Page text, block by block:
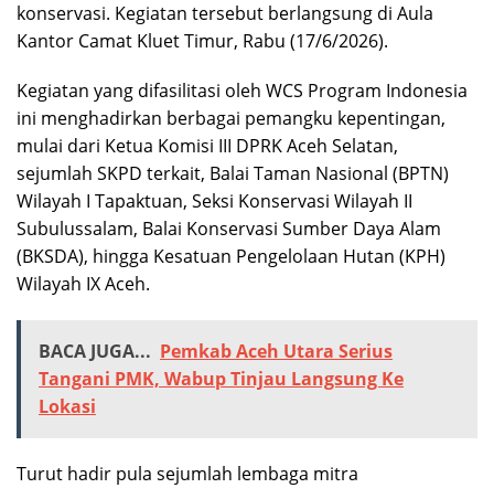
konservasi. Kegiatan tersebut berlangsung di Aula
Kantor Camat Kluet Timur, Rabu (17/6/2026).
Kegiatan yang difasilitasi oleh WCS Program Indonesia
ini menghadirkan berbagai pemangku kepentingan,
mulai dari Ketua Komisi III DPRK Aceh Selatan,
sejumlah SKPD terkait, Balai Taman Nasional (BPTN)
Wilayah I Tapaktuan, Seksi Konservasi Wilayah II
Subulussalam, Balai Konservasi Sumber Daya Alam
(BKSDA), hingga Kesatuan Pengelolaan Hutan (KPH)
Wilayah IX Aceh.
BACA JUGA... Pemkab Aceh Utara Serius
Tangani PMK, Wabup Tinjau Langsung Ke
Lokasi
Turut hadir pula sejumlah lembaga mitra